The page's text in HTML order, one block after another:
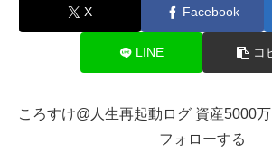
X Facebook
LINE コ
ころすけ@人生再起動ログ 資産5000
フォローする